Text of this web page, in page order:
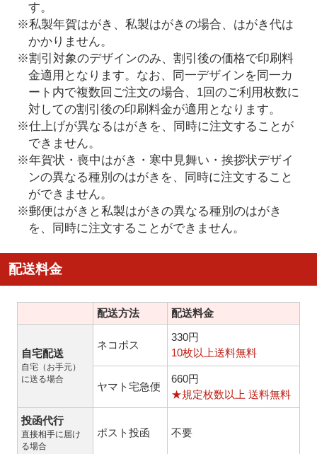
す。
※私製年賀はがき、私製はがきの場合、はがき代は
かかりません。
※割引対象のデザインのみ、割引後の価格で印刷料
金適用となります。なお、同一デザインを同一カ
ート内で複数回ご注文の場合、1回のご利用枚数に
対しての割引後の印刷料金が適用となります。
※仕上げが異なるはがきを、同時に注文することが
できません。
※年賀状・喪中はがき・寒中見舞い・挨拶状デザイ
ンの異なる種別のはがきを、同時に注文すること
ができません。
※郵便はがきと私製はがきの異なる種別のはがき
を、同時に注文することができません。
配送料金
配送方法 配送料金
自宅配送
自宅（お手元）
に送る場合
ネコポス
330円
10枚以上送料無料
ヤマト宅急便
660円
★規定枚数以上 送料無料
投函代行
直接相手に届け
る場合
ポスト投函 不要